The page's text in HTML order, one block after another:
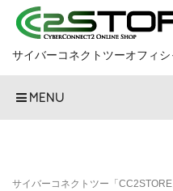
サイバーコネクトツーオフィ
MENU
サイバーコネクトツー「CC2STORE